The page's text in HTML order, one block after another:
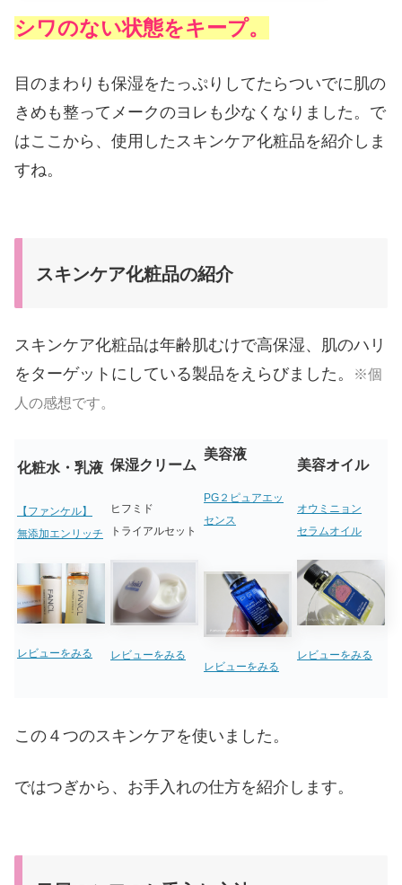
シワのない状態をキープ。
目のまわりも保湿をたっぷりしてたらついでに肌の
きめも整ってメークのヨレも少なくなりました。で
はここから、使用したスキンケア化粧品を紹介しま
すね。
スキンケア化粧品の紹介
スキンケア化粧品は年齢肌むけで高保湿、肌のハリ
をターゲットにしている製品をえらびました。
※個
人の感想です。
化粧水・乳液
【ファンケル】
無添加エンリッチ
レビューをみる
保湿クリーム
ヒフミド
トライアルセット
レビューをみる
美容液
PG２ピュアエッ
センス
レビューをみる
美容オイル
オウミニョン
セラムオイル
レビューをみる
この４つのスキンケアを使いました。
ではつぎから、お手入れの仕方を紹介します。